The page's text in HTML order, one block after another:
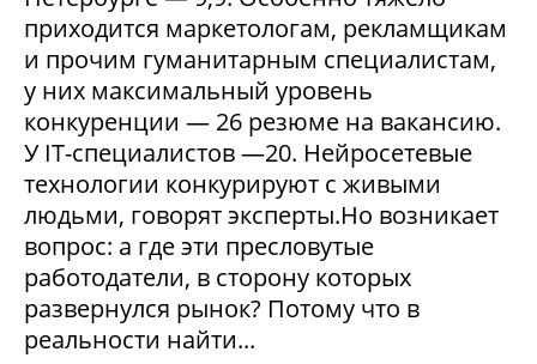
приходится маркетологам, рекламщикам
и прочим гуманитарным специалистам,
у них максимальный уровень
конкуренции — 26 резюме на вакансию.
У IT-специалистов —20. Нейросетевые
технологии конкурируют с живыми
людьми, говорят эксперты.Но возникает
вопрос: а где эти пресловутые
работодатели, в сторону которых
развернулся рынок? Потому что в
реальности найти...